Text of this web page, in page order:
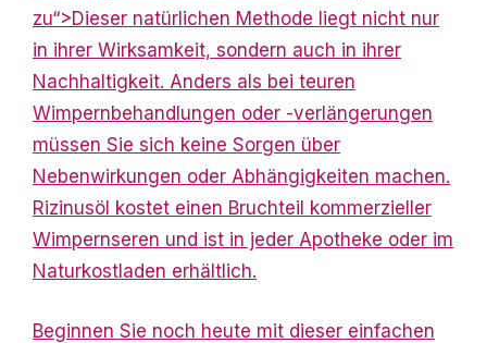
zu“>Dieser natürlichen Methode liegt nicht nur
in ihrer Wirksamkeit, sondern auch in ihrer
Nachhaltigkeit. Anders als bei teuren
Wimpernbehandlungen oder -verlängerungen
müssen Sie sich keine Sorgen über
Nebenwirkungen oder Abhängigkeiten machen.
Rizinusöl kostet einen Bruchteil kommerzieller
Wimpernseren und ist in jeder Apotheke oder im
Naturkostladen erhältlich.
Beginnen Sie noch heute mit dieser einfachen